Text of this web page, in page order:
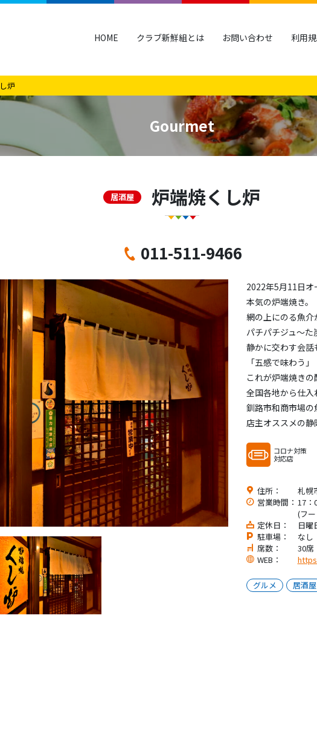
HOME クラブ新鮮組とは お問い合わせ 利用
炉
Gourmet
居酒屋 炉端焼くし炉
011-511-9466
2022年5月11日オ
本気の炉端焼き。
網の上にのる魚介
パチパチジュ～た
静かに交わす会話
「五感で味わう」
これが炉端焼きの
全国各地から仕入
釧路市和商市場の
店主オススメの静
コロナ対策
対応店
住所：
札幌
営業時間： 17：
(フ
定休日：
日曜
駐車場：
なし
席数：
30席
WEB：
グルメ 居酒屋